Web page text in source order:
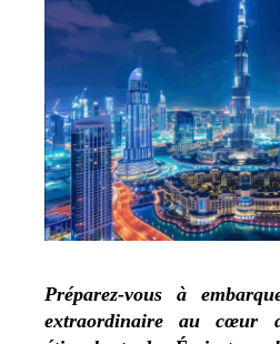
Préparez-vous à
extraordinaire au cœur